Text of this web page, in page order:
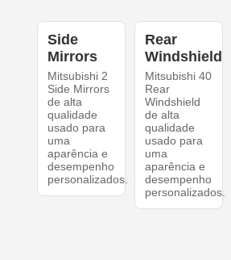
Side
Mirrors
Mitsubishi 2
Side Mirrors
de alta
qualidade
usado para
uma
aparência e
desempenho
personalizados.
Rear
Windshield
Mitsubishi 40
Rear
Windshield
de alta
qualidade
usado para
uma
aparência e
desempenho
personalizados.